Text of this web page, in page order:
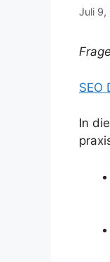
Juli 9,
SEO
In